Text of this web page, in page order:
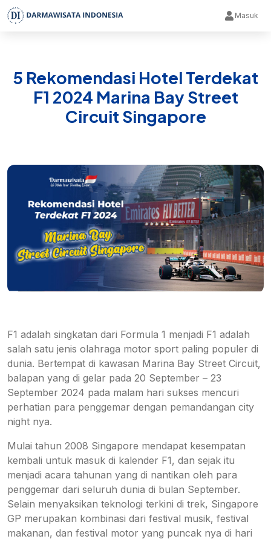
Masuk
5 Rekomendasi Hotel Terdekat
F1 2024 Marina Bay Street
Circuit Singapore
F1 adalah singkatan dari Formula 1 menjadi F1 adalah
salah satu jenis olahraga motor sport paling populer di
dunia. Bertempat di kawasan Marina Bay Street Circuit,
balapan yang di gelar pada 20 September – 23
September 2024 pada malam hari sukses mencuri
perhatian para penggemar dengan pemandangan city
night nya.
Mulai tahun 2008 Singapore mendapat kesempatan
kembali untuk masuk di kalender F1, dan sejak itu
menjadi acara tahunan yang di nantikan oleh para
penggemar dari seluruh dunia di bulan September.
Selain menyaksikan teknologi terkini di trek, Singapore
GP merupakan kombinasi dari festival musik, festival
makanan, dan festival motor yang puncak nya di hari